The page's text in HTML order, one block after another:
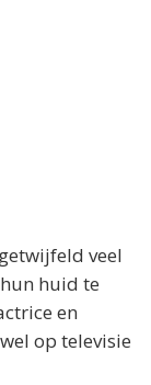
veel
huid te
en
op televisie